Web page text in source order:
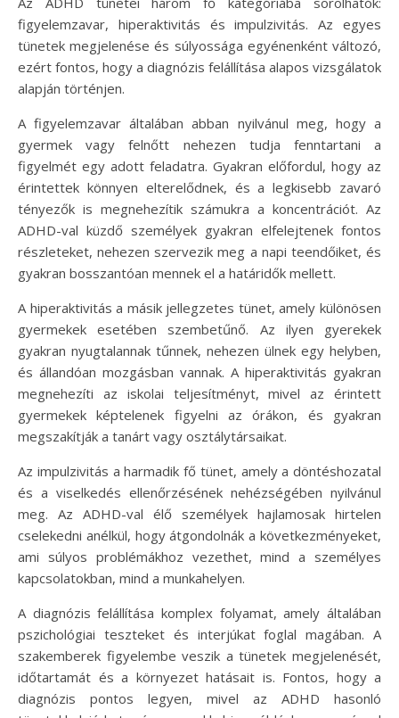
figyelemzavar, hiperaktivitás és impulzivitás. Az egyes
tünetek megjelenése és súlyossága egyénenként változó,
ezért fontos, hogy a diagnózis felállítása alapos vizsgálatok
alapján történjen.
A figyelemzavar általában abban nyilvánul meg, hogy a
gyermek vagy felnőtt nehezen tudja fenntartani a
figyelmét egy adott feladatra. Gyakran előfordul, hogy az
érintettek könnyen elterelődnek, és a legkisebb zavaró
tényezők is megnehezítik számukra a koncentrációt. Az
ADHD-val küzdő személyek gyakran elfelejtenek fontos
részleteket, nehezen szervezik meg a napi teendőiket, és
gyakran bosszantóan mennek el a határidők mellett.
A hiperaktivitás a másik jellegzetes tünet, amely különösen
gyermekek esetében szembetűnő. Az ilyen gyerekek
gyakran nyugtalannak tűnnek, nehezen ülnek egy helyben,
és állandóan mozgásban vannak. A hiperaktivitás gyakran
megnehezíti az iskolai teljesítményt, mivel az érintett
gyermekek képtelenek figyelni az órákon, és gyakran
megszakítják a tanárt vagy osztálytársaikat.
Az impulzivitás a harmadik fő tünet, amely a döntéshozatal
és a viselkedés ellenőrzésének nehézségében nyilvánul
meg. Az ADHD-val élő személyek hajlamosak hirtelen
cselekedni anélkül, hogy átgondolnák a következményeket,
ami súlyos problémákhoz vezethet, mind a személyes
kapcsolatokban, mind a munkahelyen.
A diagnózis felállítása komplex folyamat, amely általában
pszichológiai teszteket és interjúkat foglal magában. A
szakemberek figyelembe veszik a tünetek megjelenését,
időtartamát és a környezet hatásait is. Fontos, hogy a
diagnózis pontos legyen, mivel az ADHD hasonló